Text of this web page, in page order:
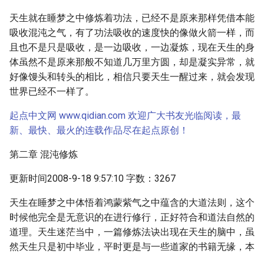
天生就在睡梦之中修炼着功法，已经不是原来那样凭借本能
吸收混沌之气，有了功法吸收的速度快的像做火箭一样，而
且也不是只是吸收，是一边吸收，一边凝炼，现在天生的身
体虽然不是原来那般不知道几万里方圆，却是凝实异常，就
好像馒头和转头的相比，相信只要天生一醒过来，就会发现
世界已经不一样了。
起点中文网 www.qidian.com 欢迎广大书友光临阅读，最
新、最快、最火的连载作品尽在起点原创！
第二章 混沌修炼
更新时间2008-9-18 9:57:10 字数：3267
天生在睡梦之中体悟着鸿蒙紫气之中蕴含的大道法则，这个
时候他完全是无意识的在进行修行，正好符合和道法自然的
道理。天生迷茫当中，一篇修炼法诀出现在天生的脑中，虽
然天生只是初中毕业，平时更是与一些道家的书籍无缘，本